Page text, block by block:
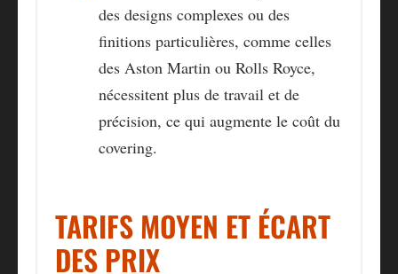
des designs complexes ou des
finitions particulières, comme celles
des Aston Martin ou Rolls Royce,
nécessitent plus de travail et de
précision, ce qui augmente le coût du
covering.
TARIFS MOYEN ET ÉCART
DES PRIX